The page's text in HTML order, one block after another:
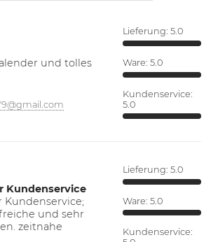
und tolles
Lieferung: 5.0
Ware: 5.0
Kundenservice:
5.0
Kundenservice
und sehr
zeitnahe
Lieferung: 5.0
Ware: 5.0
Kundenservice: